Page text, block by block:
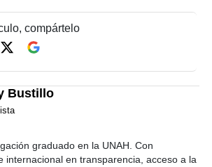
compártelo
Bustillo
graduado en la UNAH. Con
internacional en transparencia, acceso a la